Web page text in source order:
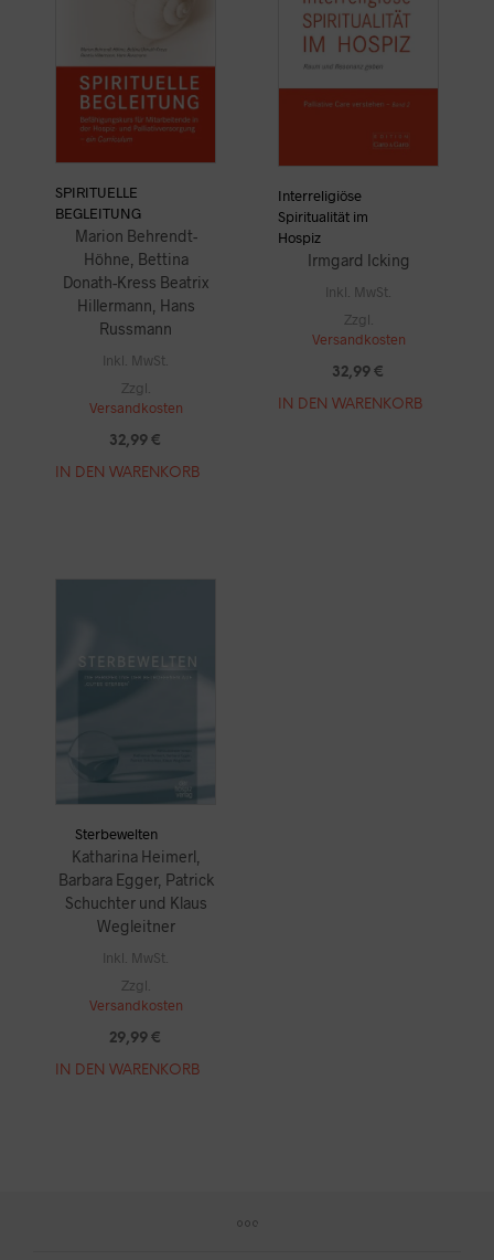
SPIRITUELLE
BEGLEITUNG
Marion Behrendt-
Höhne, Bettina
Donath-Kress Beatrix
Hillermann, Hans
Russmann
Inkl. MwSt.
Zzgl.
Versandkosten
32,99€
IN DEN WARENKORB
Interreligiöse
Spiritualität im
Hospiz
Irmgard Icking
Inkl. MwSt.
Zzgl.
Versandkosten
32,99 €
IN DEN WARENKORB
Sterbewelten
Katharina Heimerl,
Barbara Egger, Patrick
Schuchter und Klaus
Wegleitner
Inkl. MwSt.
Zzgl.
Versandkosten
29,99€
IN DEN WARENKORB